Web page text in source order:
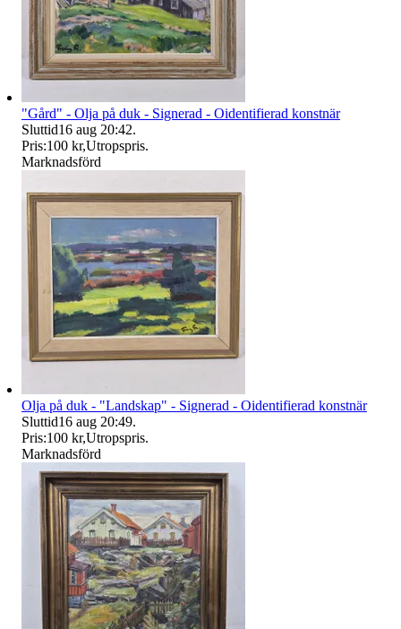
"Gård" - Olja på duk - Signerad - Oidentifierad konstnär
Sluttid16 aug 20:42.
Pris:100 kr,Utropspris.
Marknadsförd
Olja på duk - "Landskap" - Signerad - Oidentifierad konstnär
Sluttid16 aug 20:49.
Pris:100 kr,Utropspris.
Marknadsförd